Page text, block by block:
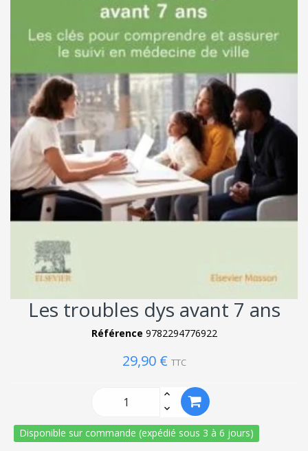
Les troubles dys avant 7 ans
Référence 9782294776922
29,90 € TTC
Disponible sur commande (expédié sous 3 à 6 jours)